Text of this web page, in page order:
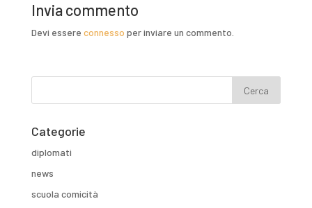
Invia commento
Devi essere connesso per inviare un commento.
Categorie
diplomati
news
scuola comicità